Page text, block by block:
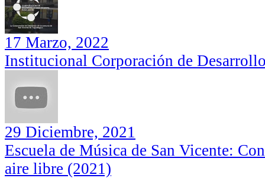
Escuela de Música de San Vicente:
Concierto de Fin de Año al aire
libre (2021)
Institucional Corporación de Desarrollo
de San Vicente
17 Marzo, 2022
Institucional Corporación de
29 Diciembre, 2021
Escuela de Música de San Vicente:
aire libre (2021)